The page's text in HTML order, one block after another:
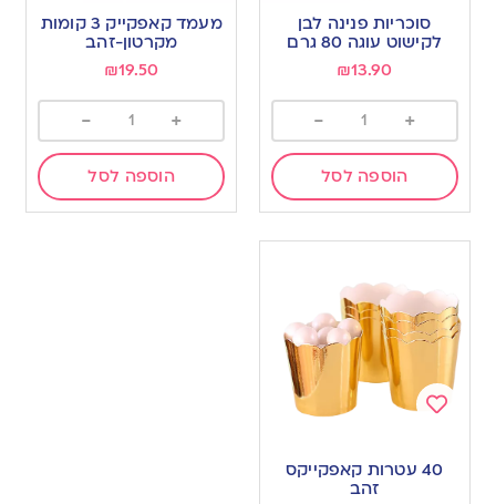
wishlist
סוכריות פנינה לבן
לקישוט עוגה 80 גרם
₪13.90
+
-
הוספה לסל
to
wishlist
מעמד קאפקייק 3 קומות
מקרטון-זהב
₪19.50
+
-
הוספה לסל
to
40 עטרות קאפקייקס
זהב